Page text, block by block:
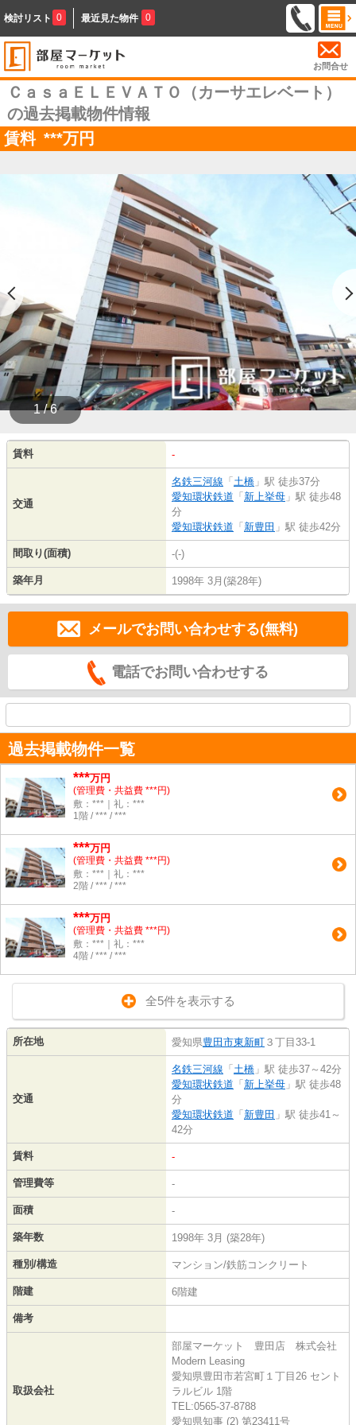
検討リスト 0 最近見た物件 0
お問合せ
ＣａｓａＥＬＥＶＡＴＯ（カーサエレベート）
の過去掲載物件情報
賃料 ***万円
1 / 6
賃料 -
交通
名鉄三河線 「 土橋 」駅 徒歩37分
愛知環状鉄道 「 新上挙母 」駅 徒歩48
分
愛知環状鉄道 「 新豊田 」駅 徒歩42分
間取り(面積) -(-)
築年月 1998年 3月(築28年)
メールでお問い合わせする(無料)
電話でお問い合わせする
過去掲載物件一覧
***万円
(管理費・共益費 ***円)
敷：***｜礼：***
1階 / *** / ***
***万円
(管理費・共益費 ***円)
敷：***｜礼：***
2階 / *** / ***
***万円
(管理費・共益費 ***円)
敷：***｜礼：***
4階 / *** / ***
全5件を表示する
所在地 愛知県豊田市東新町 ３丁目33-1
交通
名鉄三河線 「 土橋 」駅 徒歩37～42分
愛知環状鉄道 「 新上挙母 」駅 徒歩48
分
愛知環状鉄道 「 新豊田 」駅 徒歩41～
42分
賃料 -
管理費等 -
面積 -
築年数 1998年 3月 (築28年)
種別/構造 マンション/鉄筋コンクリート
階建 6階建
備考
取扱会社
部屋マーケット 豊田店 株式会社
Modern Leasing
愛知県豊田市若宮町１丁目26 セント
ラルビル 1階
TEL:0565-37-8788
愛知県知事 (2) 第23411号